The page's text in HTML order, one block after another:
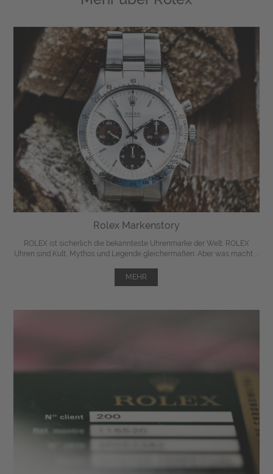
Rolex Markenstory
ROLEX ist sicherlich die bekannteste Uhrenmarke der Welt. ROLEX
Uhren sind Kult, Mythos und Legende gleichermaßen. Aber was macht ...
MEHR